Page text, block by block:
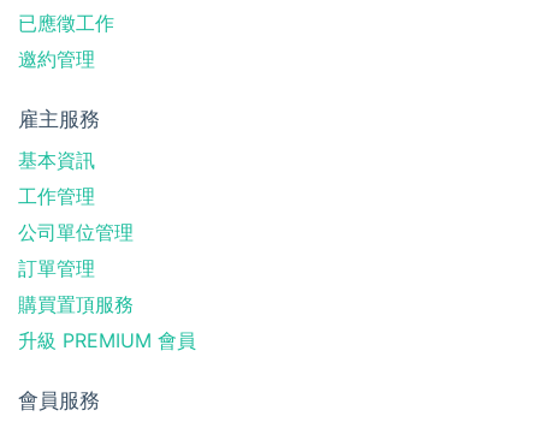
已應徵工作
邀約管理
雇主服務
基本資訊
工作管理
公司單位管理
訂單管理
購買置頂服務
升級 PREMIUM 會員
會員服務